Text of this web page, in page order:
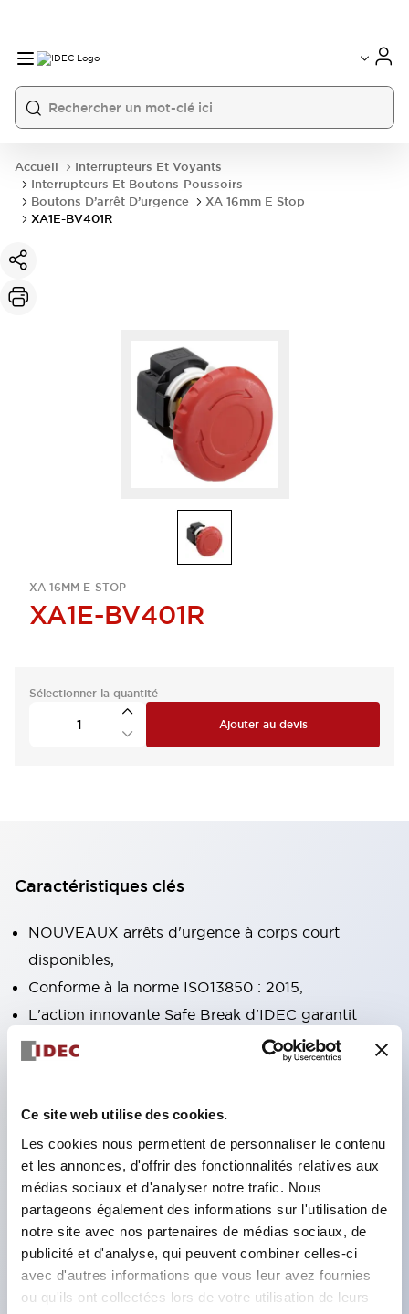
Ce site web utilise des cookies.
Les cookies nous permettent de personnaliser le contenu
et les annonces, d'offrir des fonctionnalités relatives aux
médias sociaux et d'analyser notre trafic. Nous
partageons également des informations sur l'utilisation de
notre site avec nos partenaires de médias sociaux, de
publicité et d'analyse, qui peuvent combiner celles-ci
avec d'autres informations que vous leur avez fournies
ou qu'ils ont collectées lors de votre utilisation de leurs
Accueil
Interrupteurs Et Voyants
Interrupteurs Et Boutons-Poussoirs
Boutons D’arrêt D’urgence
XA 16mm E Stop
XA1E-BV401R
XA 16MM E-STOP
XA1E-BV401R
Sélectionner la quantité
Ajouter au devis
Caractéristiques clés
NOUVEAUX arrêts d'urgence à corps court
disponibles,
Conforme à la norme ISO13850 : 2015,
L'action innovante Safe Break d'IDEC garantit
l'ouverture de tous les contacts NC si le bloc de
verrouillage et poussée-tirage intégrées dans la
même unité,
Mécanisme d'action à ouverture directe
(IEC60947-5-5, IEC60947-5-1, Annexe K),
Degré de protection IP65, IP67, (IEC60529) et
IP69K (ISO20653),
Options de bornes à souder ou pour PCB,